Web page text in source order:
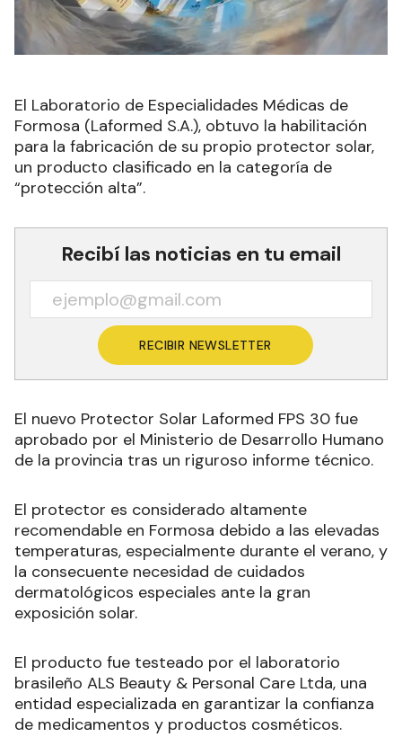
El Laboratorio de Especialidades Médicas de
Formosa (Laformed S.A.), obtuvo la habilitación
para la fabricación de su propio protector solar,
un producto clasificado en la categoría de
“protección alta”.
Recibí las noticias en tu email
RECIBIR NEWSLETTER
El nuevo Protector Solar Laformed FPS 30 fue
aprobado por el Ministerio de Desarrollo Humano
de la provincia tras un riguroso informe técnico.
El protector es considerado altamente
recomendable en Formosa debido a las elevadas
temperaturas, especialmente durante el verano, y
la consecuente necesidad de cuidados
dermatológicos especiales ante la gran
exposición solar.
El producto fue testeado por el laboratorio
brasileño ALS Beauty & Personal Care Ltda, una
entidad especializada en garantizar la confianza
de medicamentos y productos cosméticos.